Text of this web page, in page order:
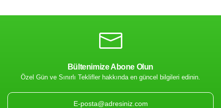
Bültenimize Abone Olun
Özel Gün ve Sınırlı Teklifler hakkında en güncel bilgileri edinin.